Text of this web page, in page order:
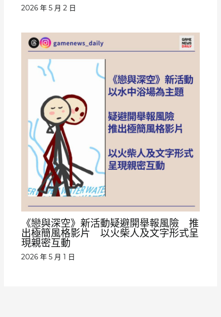
2026 年 5 月 2 日
《戀與深空》新活動疑避開舉報風險 推
出極簡風格影片 以火柴人及文字形式呈
現親密互動
2026 年 5 月 1 日